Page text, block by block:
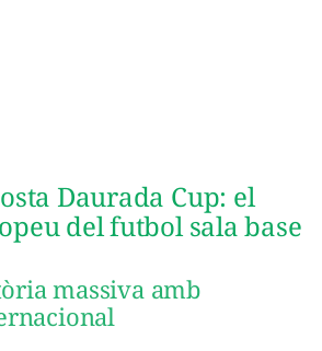
Daurada Cup: el
del futbol sala base
massiva amb